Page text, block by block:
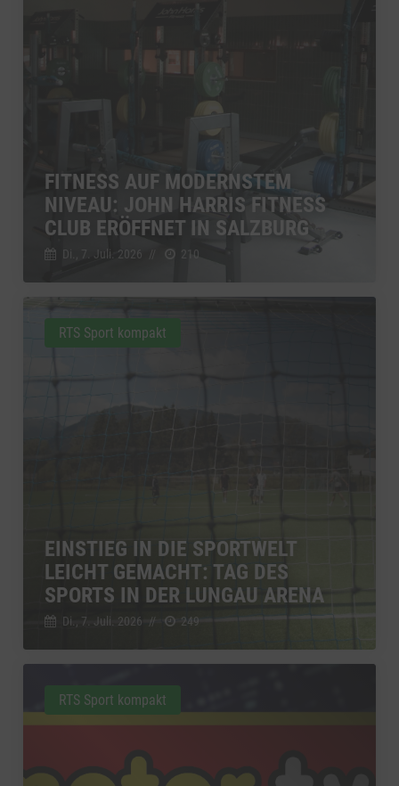
FITNESS AUF MODERNSTEM
NIVEAU: JOHN HARRIS FITNESS
CLUB ERÖFFNET IN SALZBURG
Di., 7. Juli. 2026 210
EINSTIEG IN DIE SPORTWELT
LEICHT GEMACHT: TAG DES
SPORTS IN DER LUNGAU ARENA
Di., 7. Juli. 2026 // 249
RTS Sport kompakt
RTS Sport kompakt